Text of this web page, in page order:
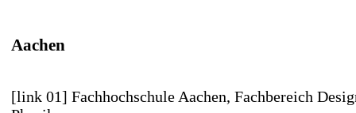
Aachen
[link 01] Fachhochschule Aachen, Fachbereich